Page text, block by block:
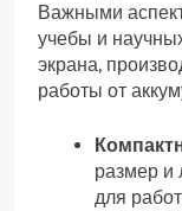
Важными
учебы и
экрана,
работы от
размер и
для